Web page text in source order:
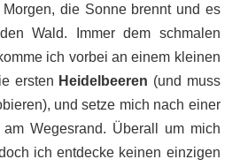
die Sonne brennt und es
Wald. Immer dem schmalen
ich vorbei an einem kleinen
ersten Heidelbeeren (und muss
und setze mich nach einer
Wegesrand. Überall um mich
ich entdecke keinen einzigen